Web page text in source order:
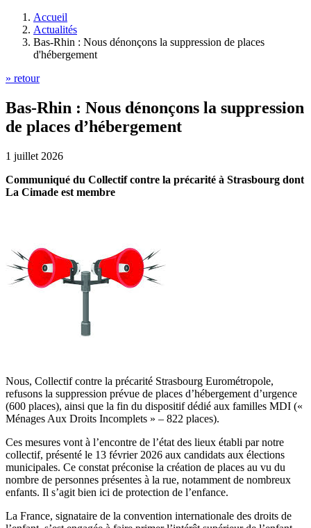
Accueil
Actualités
Bas-Rhin : Nous dénonçons la suppression de places
d'hébergement
» retour
Bas-Rhin : Nous dénonçons la suppression
de places d’hébergement
1 juillet 2026
Communiqué du Collectif contre la précarité à Strasbourg dont
La Cimade est membre
Nous, Collectif contre la précarité Strasbourg Eurométropole,
refusons la suppression prévue de places d’hébergement d’urgence
(600 places), ainsi que la fin du dispositif dédié aux familles MDI («
Ménages Aux Droits Incomplets » – 822 places).
Ces mesures vont à l’encontre de l’état des lieux établi par notre
collectif, présenté le 13 février 2026 aux candidats aux élections
municipales. Ce constat préconise la création de places au vu du
nombre de personnes présentes à la rue, notamment de nombreux
enfants. Il s’agit bien ici de protection de l’enfance.
La France, signataire de la convention internationale des droits de